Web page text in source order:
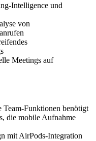
Intelligence und
von
Meetings auf
Team-Funktionen benötigt
die mobile Aufnahme
mit AirPods-Integration